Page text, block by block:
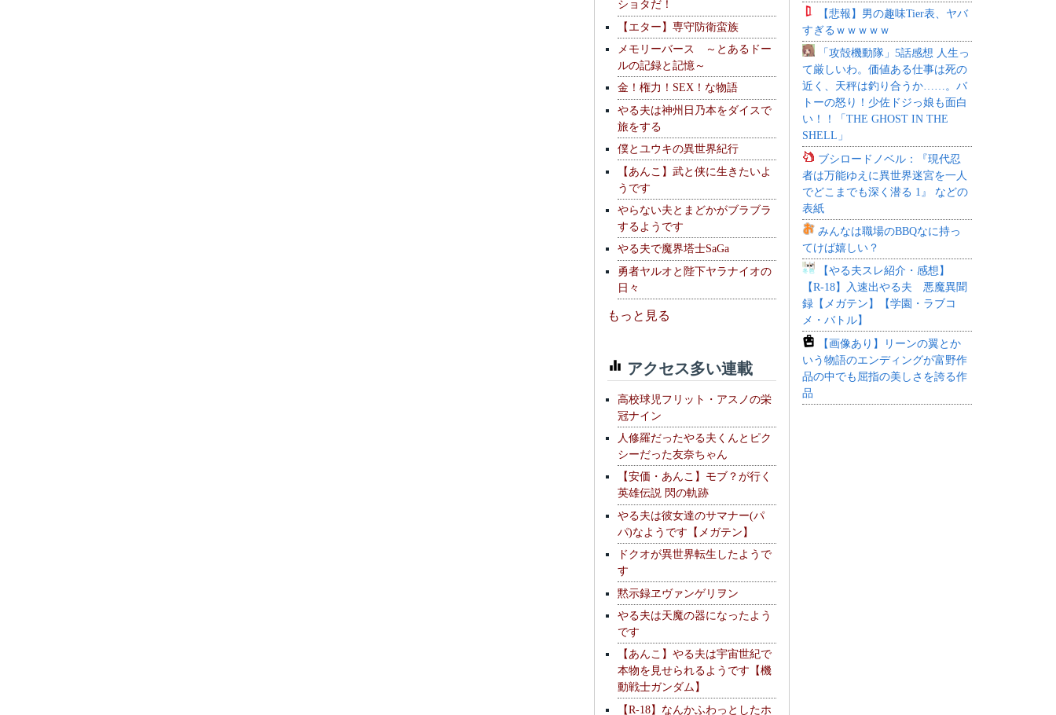
ショタだ！
【エター】専守防衛蛮族
メモリーバース ～とあるドー
ルの記録と記憶～
金！権力！SEX！な物語
やる夫は神州日乃本をダイスで
旅をする
僕とユウキの異世界紀行
【あんこ】武と侠に生きたいよ
うです
やらない夫とまどかがブラブラ
するようです
やる夫で魔界塔士SaGa
勇者ヤルオと陛下ヤラナイオの
日々
もっと見る
アクセス多い連載
高校球児フリット・アスノの栄
冠ナイン
人修羅だったやる夫くんとピク
シーだった友奈ちゃん
【安価・あんこ】モブ？が行く
英雄伝説 閃の軌跡
やる夫は彼女達のサマナー(パ
パ)なようです【メガテン】
ドクオが異世界転生したようで
す
黙示録ヱヴァンゲリヲン
やる夫は天魔の器になったよう
です
【あんこ】やる夫は宇宙世紀で
本物を見せられるようです【機
動戦士ガンダム】
【R-18】なんかふわっとしたホ
【悲報】男の趣味Tier表、ヤバ
すぎるｗｗｗｗｗ
「攻殻機動隊」5話感想 人生っ
て厳しいわ。価値ある仕事は死の
近く、天秤は釣り合うか……。バ
トーの怒り！少佐ドジっ娘も面白
い！！「THE GHOST IN THE
SHELL」
ブシロードノベル：『現代忍
者は万能ゆえに異世界迷宮を一人
でどこまでも深く潜る 1』 などの
表紙
みんなは職場のBBQなに持っ
てけば嬉しい？
【やる夫スレ紹介・感想】
【R-18】入速出やる夫 悪魔異聞
録【メガテン】【学園・ラブコ
メ・バトル】
【画像あり】リーンの翼とか
いう物語のエンディングが富野作
品の中でも屈指の美しさを誇る作
品